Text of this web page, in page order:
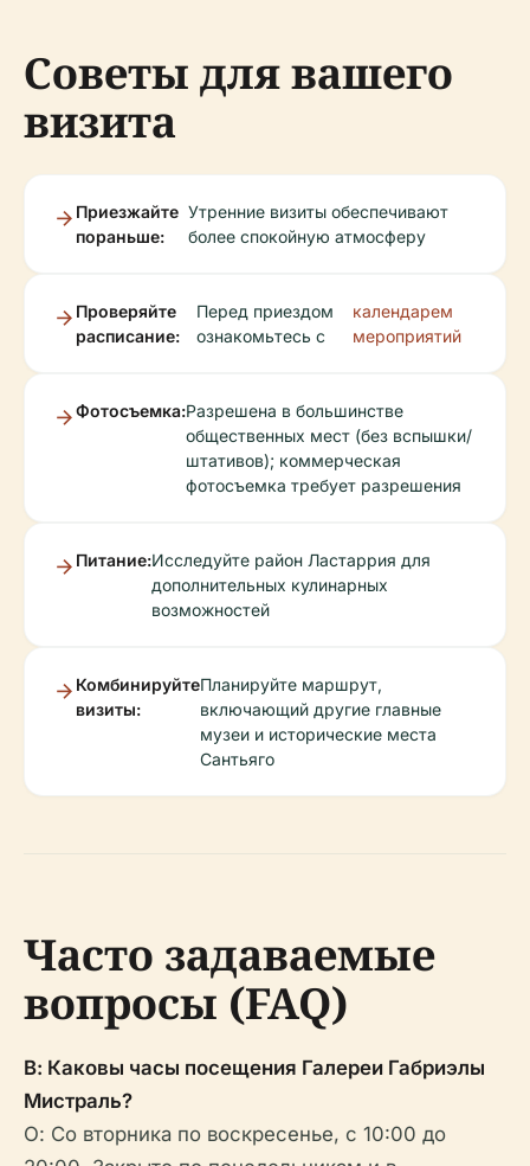
Советы для вашего
визита
Приезжайте
пораньше:
Утренние визиты обеспечивают
более спокойную атмосферу
Проверяйте
расписание:
Перед приездом
ознакомьтесь с
календарем
мероприятий
Фотосъемка:Разрешена в большинстве
общественных мест (без вспышки/
штативов); коммерческая
фотосъемка требует разрешения
Питание:Исследуйте район Ластаррия для
дополнительных кулинарных
возможностей
Комбинируйте
визиты:
Планируйте маршрут,
включающий другие главные
музеи и исторические места
Сантьяго
Часто задаваемые
вопросы (FAQ)
В: Каковы часы посещения Галереи Габриэлы
Мистраль?
О: Со вторника по воскресенье, с 10:00 до